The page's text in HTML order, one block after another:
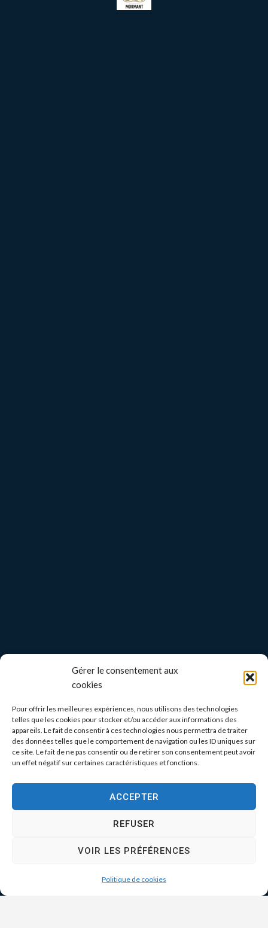
Gérer le consentement aux
cookies
Pour offrir les meilleures expériences, nous utilisons des technologies
telles que les cookies pour stocker et/ou accéder aux informations des
appareils. Le fait de consentir à ces technologies nous permettra de traiter
des données telles que le comportement de navigation ou les ID uniques sur
ce site. Le fait de ne pas consentir ou de retirer son consentement peut avoir
un effet négatif sur certaines caractéristiques et fonctions.
ACCEPTER
REFUSER
VOIR LES PRÉFÉRENCES
Politique de cookies